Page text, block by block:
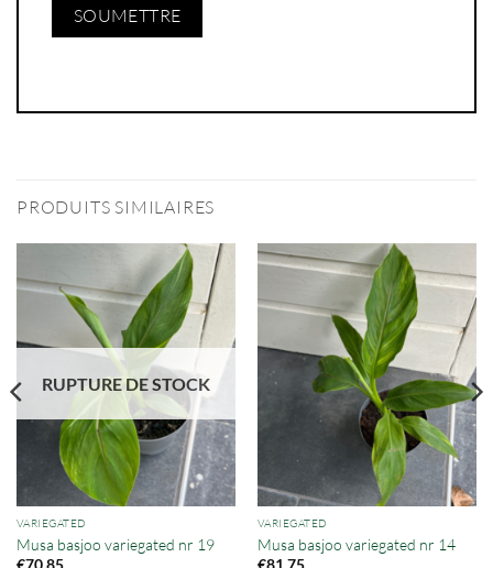
PRODUITS SIMILAIRES
RUPTURE DE STOCK
VARIEGATED
Musa basjoo variegated nr 19
VARIEGATED
Musa basjoo variegated nr 14